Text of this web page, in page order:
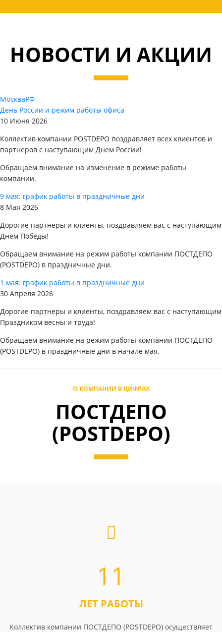
НОВОСТИ И АКЦИИ
МоскваРФ
День России и режим работы офиса
10 Июня 2026
Коллектив компании POSTDEPO поздравляет всех клиентов и
партнеров с наступающим Днем России!
Обращаем внимание на изменение в режиме работы
компании.
9 мая: график работы в праздничные дни
8 Мая 2026
Дорогие партнеры и клиенты, поздравляем вас с наступающим
Днем Победы!
Обращаем внимание на режим работы компании ПОСТДЕПО
(POSTDEPO) в праздничные дни.
1 мая: график работы в праздничные дни
30 Апреля 2026
Дорогие партнеры и клиенты, поздравляем вас с наступающим
Праздником весны и труда!
Обращаем внимание на режим работы компании ПОСТДЕПО
(POSTDEPO) в праздничные дни в начале мая.
О КОМПАНИИ В ЦИФРАХ
ПОСТДЕПО
(POSTDEPO)
11
ЛЕТ РАБОТЫ
Коллектив компании ПОСТДЕПО (POSTDEPO) осуществляет